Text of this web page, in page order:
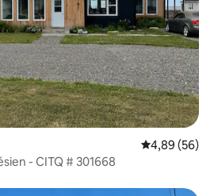
4,89 ud af 5 i
4,89 (56)
- CITQ # 301668